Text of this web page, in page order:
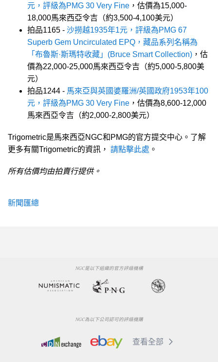
元，評級為PMG 30 Very Fine ，估價為15,000-
18,000馬來西亞令吉（約3,500-4,100美元）
拍品1165 - 沙撈越1935年1元，評級為PMG 67
Superb Gem Uncirculated EPQ，藏品系列名稱為
「布魯斯·斯瑪特收藏」(Bruce Smart Collection) ，估
價為22,000-25,000馬來西亞令吉（約5,000-5,800美
元）
拍品1244 - 馬來亞與英國婆羅洲/英國政府1953年100
元，評級為PMG 30 Very Fine ，估價為8,600-12,000
馬來西亞令吉（約2,000-2,800美元）
Trigometric是馬來西亞NGC和PMG的官方提交中心。了解
更多有關Trigometric的資訊， 請點擊此處 。
所有估價均由拍賣行提供。
新聞匯總
NGC是以下組織的官方評級機構
NGC為以下公司認可的評級機購
查看全部